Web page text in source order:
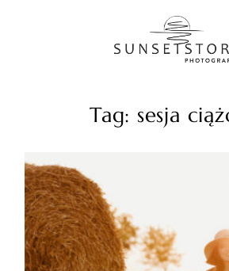
Tag: sesja
PORTFOLIO
CONTENT CREATOR